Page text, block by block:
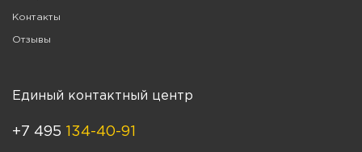
Контакты
Отзывы
Единый контактный центр
+7 495 134-40-91